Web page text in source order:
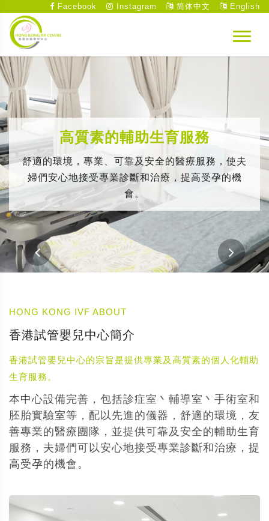
Facebook Instagram 简体中文 English
高質素的輔助生育服務
舒適的環境，專業、可靠及安全的醫療服務，使夫
婦們安心地接受專業診斷和治療，提高受孕的機
會。
HONG KONG IVF ABOUT
香港試管嬰兒中心簡介
香港試管嬰兒中心的宗旨是提供專業及高質素的個人化輔助
生育服務。
本中心設備完善，包括診症室丶輔導室丶手術室和
胚胎實驗室等，配以先進的儀器，舒適的環境，友
善專業的醫療團隊，並提供可靠及安全的輔助生育
服務，夫婦們可以安心地接受專業診斷和治療，提
高受孕的機會。